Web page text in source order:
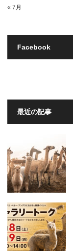
« 7月
Facebook
最近の記事